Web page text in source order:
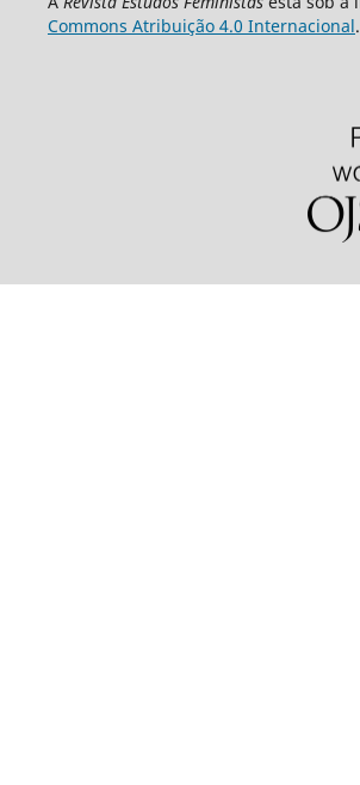
Commons Atribuição 4.0 Internacional.